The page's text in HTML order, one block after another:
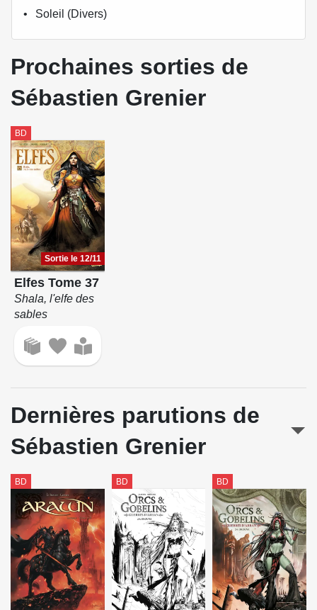
Soleil (Divers)
Prochaines sorties de
Sébastien Grenier
BD
Sortie le 12/11
Elfes Tome 37
Shala, l'elfe des
sables
Dernières parutions de
Sébastien Grenier
BD BD BD